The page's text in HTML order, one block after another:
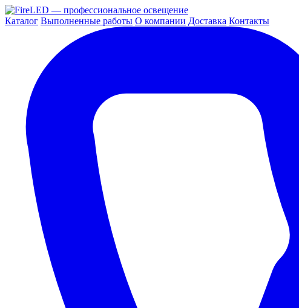
Каталог Выполненные работы О компании Доставка Контакты